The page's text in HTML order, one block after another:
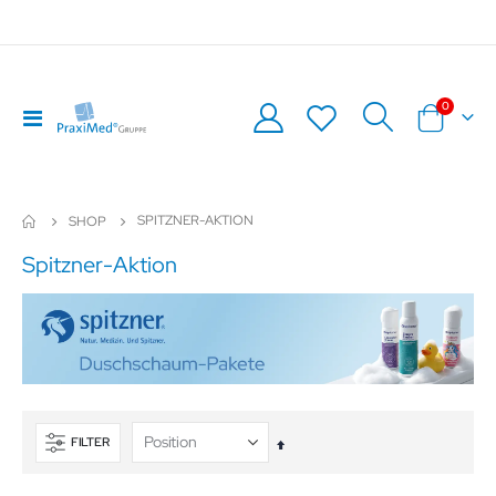
Navigation
umschalten
Warenkorb
0Artikel
SHOP SPITZNER-AKTION
Spitzner-Aktion
FILTER
In